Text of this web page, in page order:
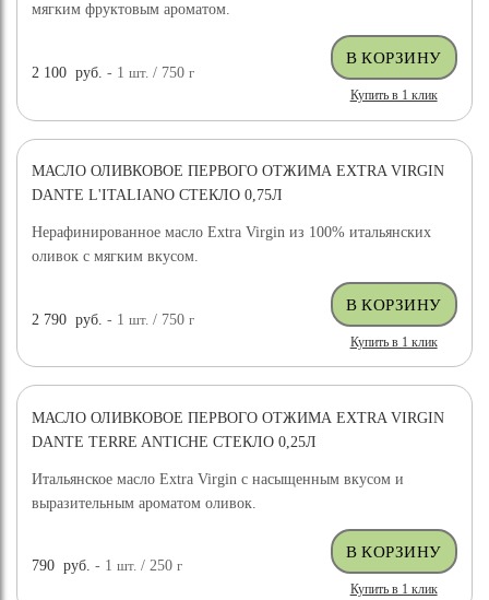
мягким фруктовым ароматом.
2 100 руб. - 1шт. / 750г
Купить в 1 клик
НОВИНКА
МАСЛО ОЛИВКОВОЕ ПЕРВОГО ОТЖИМА EXTRA VIRGIN
DANTE L'ITALIANO СТЕКЛО 0,75Л
Нерафинированное масло Extra Virgin из 100% итальянских
оливок с мягким вкусом.
2 790 руб. - 1шт. / 750г
Купить в 1 клик
НОВИНКА
МАСЛО ОЛИВКОВОЕ ПЕРВОГО ОТЖИМА EXTRA VIRGIN
DANTE TERRE ANTICHE СТЕКЛО 0,25Л
Итальянское масло Extra Virgin с насыщенным вкусом и
выразительным ароматом оливок.
790 руб. - 1шт. / 250г
Купить в 1 клик